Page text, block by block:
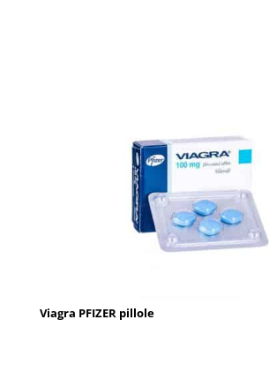
Viagra PFIZER pillole